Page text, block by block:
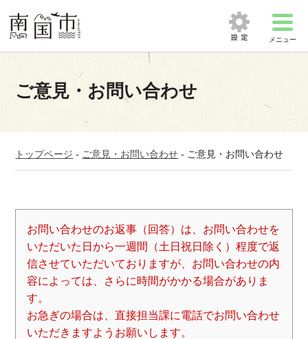
メニュー
ご意見・お問い合わせ
トップページ - ご意見・お問い合わせ - ご意見・お問い合わせ
お問い合わせのお返事（回答）は、お問い合わせを
いただいた日から一週間（土日祝日除く）程度で返
信させていただいておりますが、お問い合わせの内
容によっては、さらに時間がかかる場合がありま
す。
お急ぎの場合は、直接担当課に電話でお問い合わせ
いただきますようお願いします。